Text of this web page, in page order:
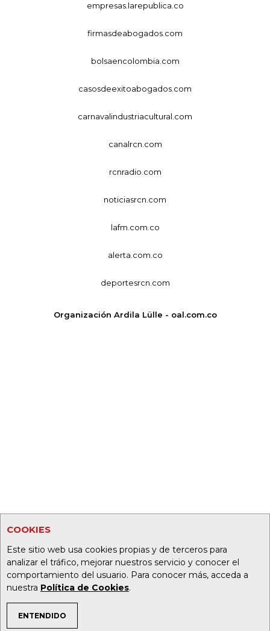
COOKIES
Este sitio web usa cookies propias y de terceros para
analizar el tráfico, mejorar nuestros servicio y conocer el
comportamiento del usuario. Para conocer más, acceda a
nuestra Política de Cookies.
ENTENDIDO
TEMAS DE INTERÉS
empresas.larepublica.co
firmasdeabogados.com
bolsaencolombia.com
casosdeexitoabogados.com
carnavalindustriacultural.com
canalrcn.com
rcnradio.com
noticiasrcn.com
lafm.com.co
alerta.com.co
deportesrcn.com
Organización Ardila Lülle - oal.com.co